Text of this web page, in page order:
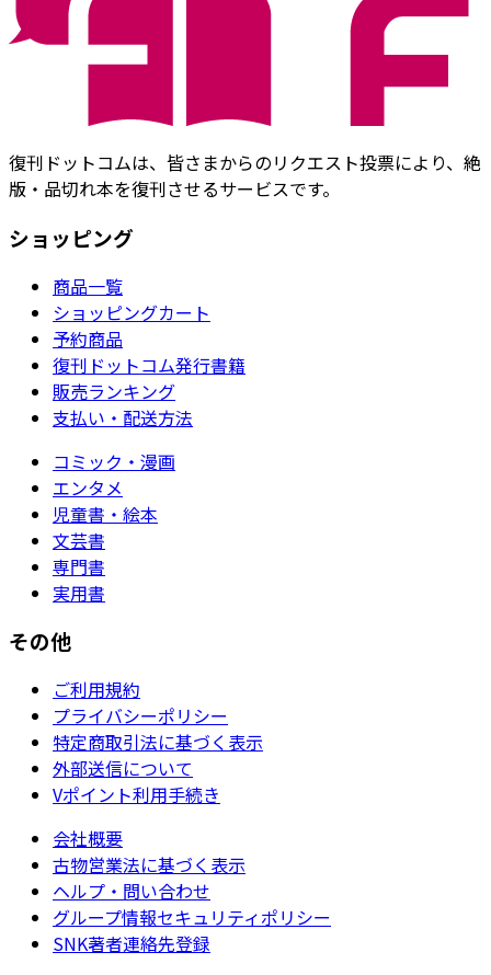
復刊ドットコムは、皆さまからのリクエスト投票により、絶
版・品切れ本を復刊させるサービスです。
ショッピング
商品一覧
ショッピングカート
予約商品
復刊ドットコム発行書籍
販売ランキング
支払い・配送方法
コミック・漫画
エンタメ
児童書・絵本
文芸書
専門書
実用書
その他
ご利用規約
プライバシーポリシー
特定商取引法に基づく表示
外部送信について
Vポイント利用手続き
会社概要
古物営業法に基づく表示
ヘルプ・問い合わせ
グループ情報セキュリティポリシー
SNK著者連絡先登録